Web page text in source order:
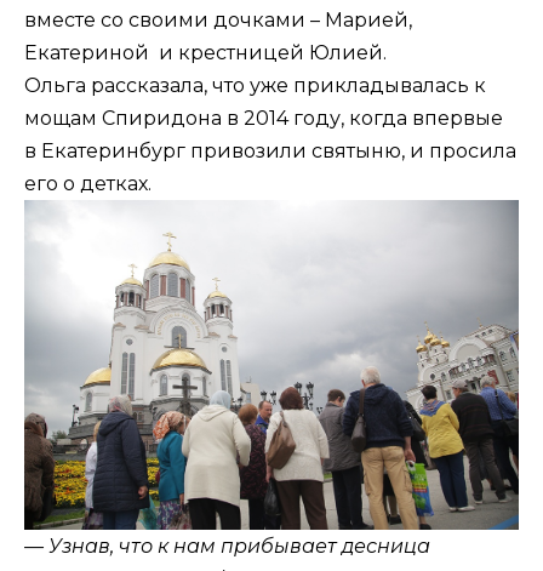
вместе со своими дочками – Марией,
Екатериной и крестницей Юлией.
Ольга рассказала, что уже прикладывалась к
мощам Спиридона в 2014 году, когда впервые
в Екатеринбург привозили святыню, и просила
его о детках.
— Узнав, что к нам прибывает десница